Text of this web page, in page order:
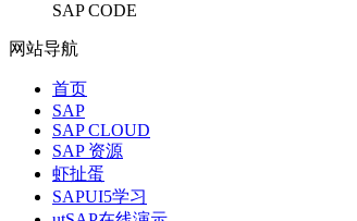
SAP CODE
网站导航
首页
SAP
SAP CLOUD
SAP 资源
虾扯蛋
SAPUI5学习